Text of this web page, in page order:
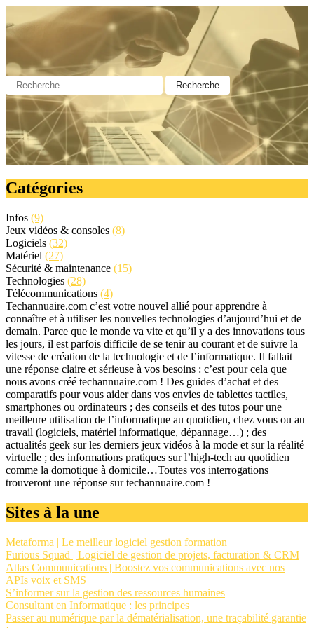
Catégories
Infos (9)
Jeux vidéos & consoles (8)
Logiciels (32)
Matériel (27)
Sécurité & maintenance (15)
Technologies (28)
Télécommunications (4)
Techannuaire.com c’est votre nouvel allié pour apprendre à
connaître et à utiliser les nouvelles technologies d’aujourd’hui et de
demain. Parce que le monde va vite et qu’il y a des innovations tous
les jours, il est parfois difficile de se tenir au courant et de suivre la
vitesse de création de la technologie et de l’informatique. Il fallait
une réponse claire et sérieuse à vos besoins : c’est pour cela que
nous avons créé techannuaire.com ! Des guides d’achat et des
comparatifs pour vous aider dans vos envies de tablettes tactiles,
smartphones ou ordinateurs ; des conseils et des tutos pour une
meilleure utilisation de l’informatique au quotidien, chez vous ou au
travail (logiciels, matériel informatique, dépannage…) ; des
actualités geek sur les derniers jeux vidéos à la mode et sur la réalité
virtuelle ; des informations pratiques sur l’high-tech au quotidien
comme la domotique à domicile…Toutes vos interrogations
trouveront une réponse sur techannuaire.com !
Sites à la une
Metaforma | Le meilleur logiciel gestion formation
Furious Squad | Logiciel de gestion de projets, facturation & CRM
Atlas Communications | Boostez vos communications avec nos
APIs voix et SMS
S’informer sur la gestion des ressources humaines
Consultant en Informatique : les principes
Passer au numérique par la dématérialisation, une traçabilité garantie